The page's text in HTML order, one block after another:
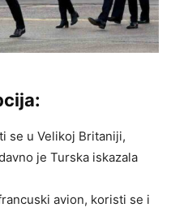
se u Velikoj Britaniji,
je Turska iskazala
avion, koristi se i